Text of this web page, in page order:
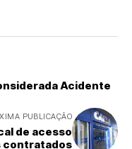
Acidente
PUBLICAÇÃO
de acesso
contratados